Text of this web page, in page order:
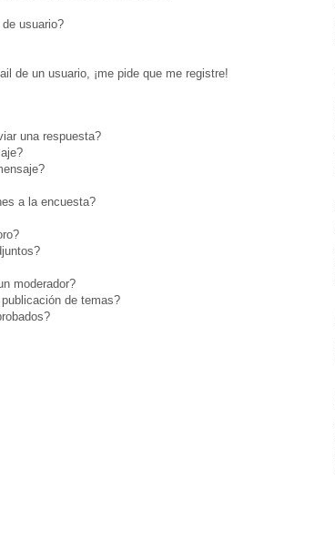
usuario?
de un usuario, ¡me pide que me registre!
una respuesta?
a la encuesta?
moderador?
de temas?